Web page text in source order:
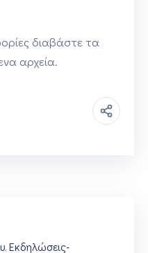
διαβάστε τα
αρχεία.
‚ Εκδηλώσεις-